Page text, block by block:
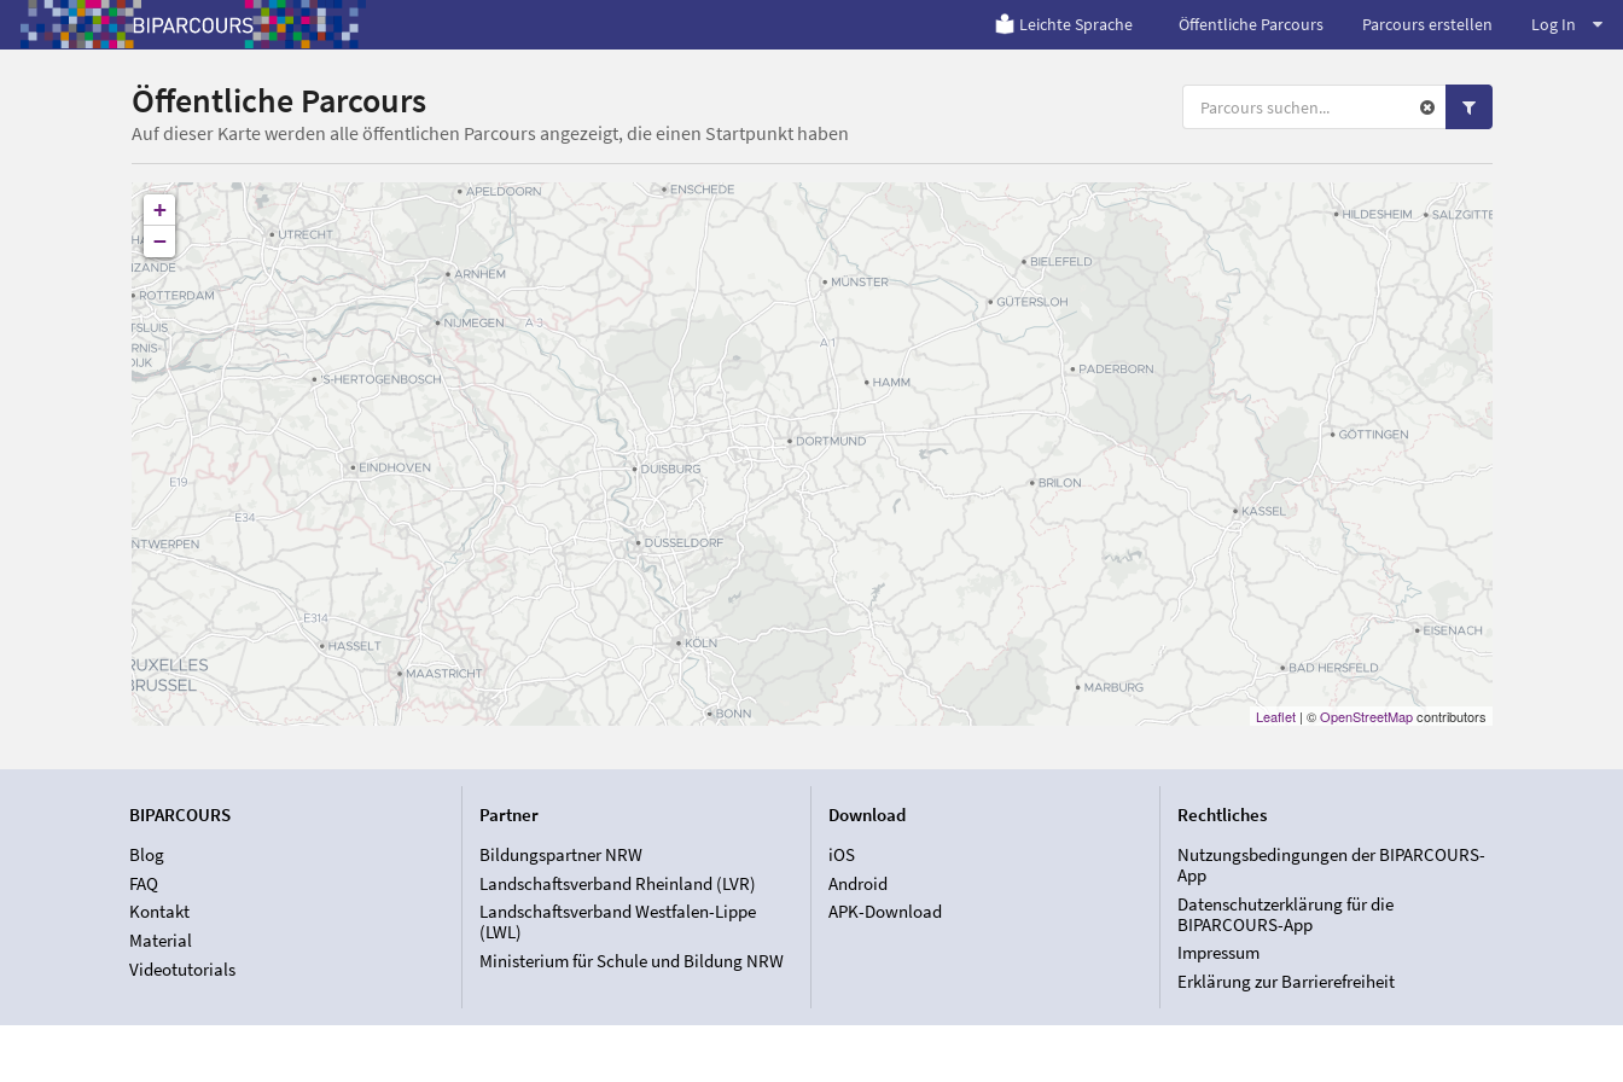
Leichte Sprache Öffentliche Parcours Parcours erstellen Log In
Öffentliche Parcours
Auf dieser Karte werden alle öffentlichen Parcours angezeigt, die einen Startpunkt haben
+
−
Leaflet| ©OpenStreetMapcontributors
BIPARCOURS
Blog
FAQ
Kontakt
Material
Videotutorials
Partner
Bildungspartner NRW
Landschaftsverband Rheinland (LVR)
Landschaftsverband Westfalen-Lippe
(LWL)
Ministerium für Schule und Bildung NRW
Download
iOS
Android
APK-Download
Rechtliches
Nutzungsbedingungen der BIPARCOURS-
App
Datenschutzerklärung für die
BIPARCOURS-App
Impressum
Erklärung zur Barrierefreiheit